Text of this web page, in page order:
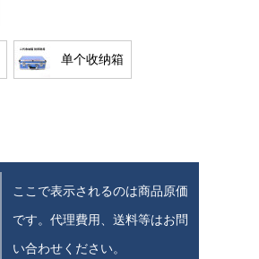
单个收纳箱
ここで表示されるのは商品原価
です。代理費用、送料等はお問
い合わせください。